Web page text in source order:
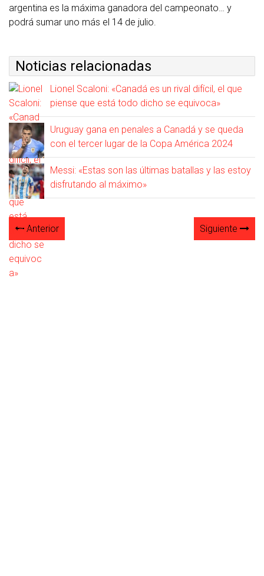
argentina es la máxima ganadora del campeonato… y
podrá sumar uno más el 14 de julio.
Noticias relacionadas
Lionel Scaloni: «Canadá es un rival difícil, el que
piense que está todo dicho se equivoca»
Uruguay gana en penales a Canadá y se queda
con el tercer lugar de la Copa América 2024
Messi: «Estas son las últimas batallas y las estoy
disfrutando al máximo»
Anterior Siguiente